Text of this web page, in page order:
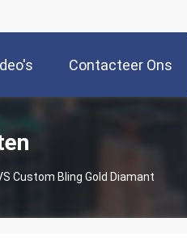
Contacteer Ons
Custom Bling Gold Diamant